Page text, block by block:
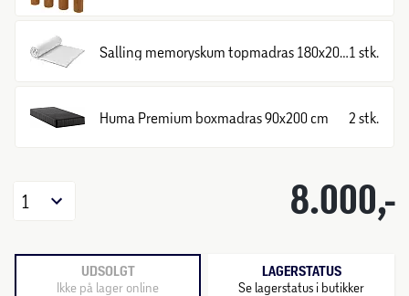
1 stk.
Huma Premium boxmadras 90x200 cm 2 stk.
8.000,-
1
UDSOLGT
Ikke på lager online
LAGERSTATUS
Se lagerstatus i butikker